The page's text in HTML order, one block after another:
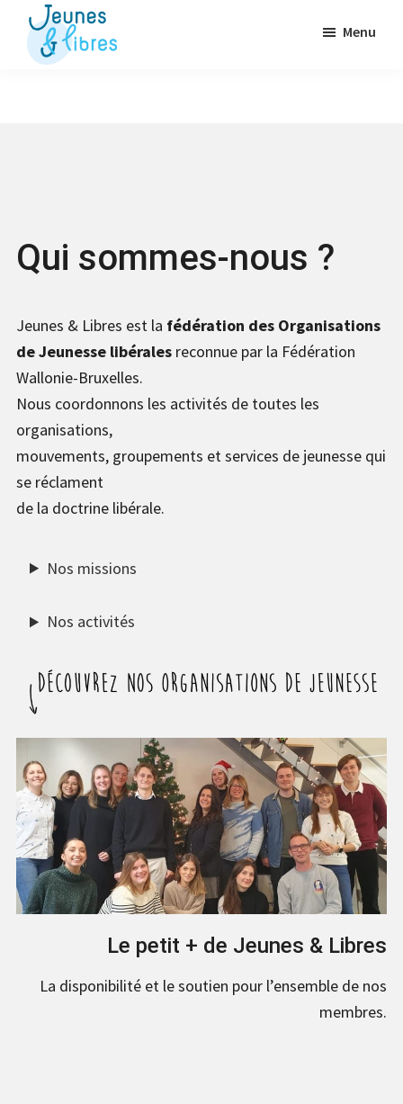
Passer
contenu
Menu
Qui sommes-nous ?
Jeunes & Libres est la fédération des Organisations
de Jeunesse libérales reconnue par la Fédération
Wallonie-Bruxelles.
Nous coordonnons les activités de toutes les
organisations,
mouvements, groupements et services de jeunesse qui
se réclament
de la doctrine libérale.
Nos missions
Nos activités
Le petit + de Jeunes & Libres
La disponibilité et le soutien pour l’ensemble de nos
membres.